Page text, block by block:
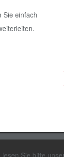
Sie einfach
Sie bitte